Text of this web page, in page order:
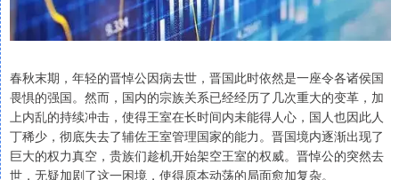
春秋末期，年轻的晋悼公因病去世，晋国此时依然是一座令各诸侯国
畏惧的强国。然而，国内的宗族关系已经经历了几次重大的变革，加
上内乱的持续冲击，使得王室在长时间内未能得人心，国人也因此人
丁稀少，彻底失去了辅佐王室管理国家的能力。晋国境内逐渐出现了
巨大的权力真空，贵族们趁机开始架空王室的权威。晋悼公的突然去
世，无疑加剧了这一困境，使得原本动荡的局面愈加复杂。